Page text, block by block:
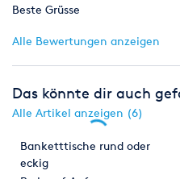
Beste Grüsse
Alle Bewertungen anzeigen
Das könnte dir auch
Alle Artikel anzeigen (6)
Banketttische rund oder
eckig